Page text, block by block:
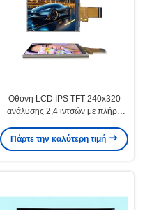
Οθόνη LCD IPS TFT 240x320
ανάλυσης 2,4 ιντσών με πλήρη
έλεγχο
Πάρτε την καλύτερη τιμή